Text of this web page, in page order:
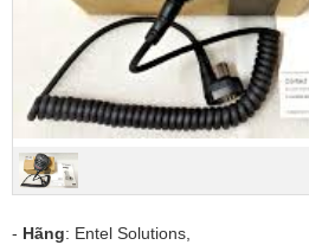
- Hãng: Entel Solutions,